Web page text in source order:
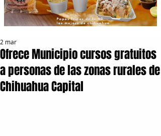
Ofrece Municipio cursos gratuitos
a personas de las zonas rurales de
Chihuahua Capital
2 mar